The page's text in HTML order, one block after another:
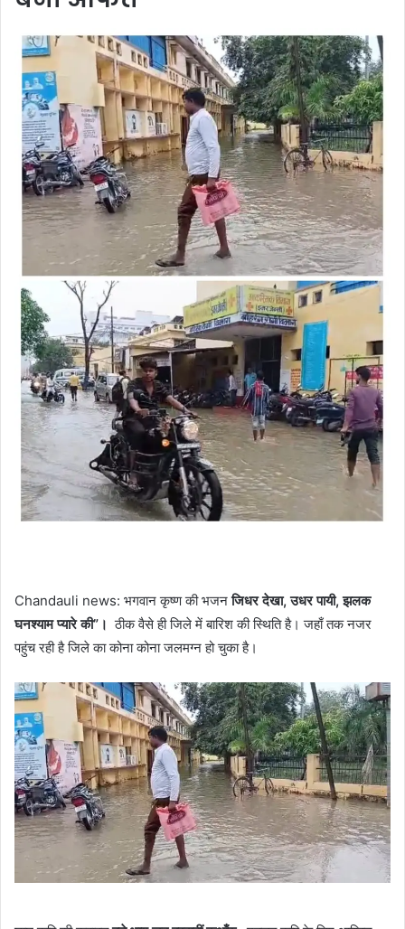
Chandauli news: भगवान कृष्ण की भजनजिधर देखा, उधर पायी, झलक
घनश्याम प्यारे की”। ठीक वैसे ही जिले में बारिश की स्थिति है। जहाँ तक नजर
पहुंच रही है जिले का कोना कोना जलमग्न हो चुका है।